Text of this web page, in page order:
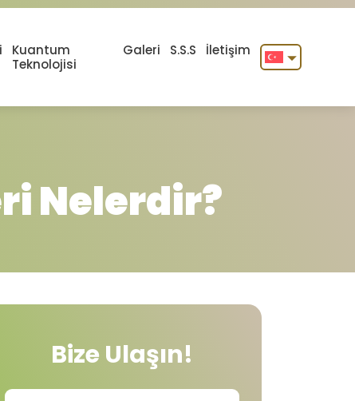
Kuantum
Teknolojisi
Galeri S.S.S İletişim
Nelerdir?
Bize Ulaşın!